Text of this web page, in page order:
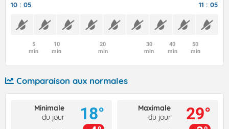
10 : 05 11 : 05
5
min
10
min
20
min
30
min
40
min
50
min
Comparaison aux normales
Minimale
du jour
18°
Maximale
du jour
29°